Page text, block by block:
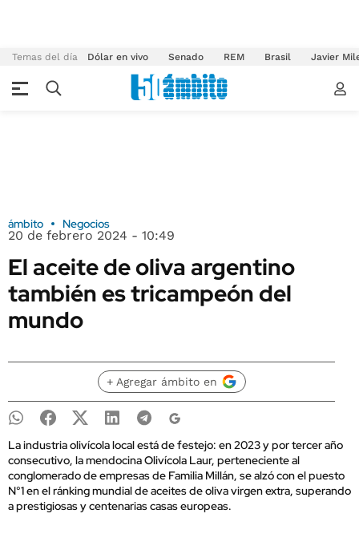
Temas del día Dólar en vivo Senado REM Brasil Javier
ámbito Negocios
20 de febrero 2024 - 10:49
El aceite de oliva argentino
también es tricampeón del
mundo
+ Agregar ámbito en
La industria olivícola local está de festejo: en 2023 y por tercer año
consecutivo, la mendocina Olivícola Laur, perteneciente al
conglomerado de empresas de Familia Millán, se alzó con el puesto
N°1 en el ránking mundial de aceites de oliva virgen extra, superando
a prestigiosas y centenarias casas europeas.